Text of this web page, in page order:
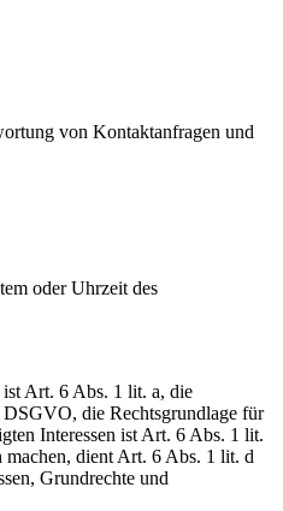
von Kontaktanfragen und
oder Uhrzeit des
Art. 6 Abs. 1 lit. a, die
die Rechtsgrundlage für
Interessen ist Art. 6 Abs. 1 lit.
machen, dient Art. 6 Abs. 1 lit. d
Grundrechte und